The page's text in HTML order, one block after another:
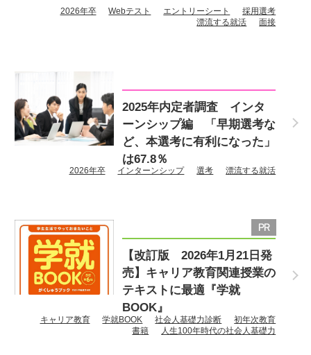
2026年卒 Webテスト エントリーシート
採用選考
漂流する就活
面接
2025年内定者調査 インタ
ーンシップ編 「早期選考な
ど、本選考に有利になった」
は67.8％
2026年卒 インターンシップ 選考 漂流する就活
【改訂版 2026年1月21日発
売】キャリア教育関連授業の
テキストに最適『学就
BOOK』
キャリア教育 学就BOOK 社会人基礎力診断
初年次教育
書籍
人生100年時代の社会人基礎力